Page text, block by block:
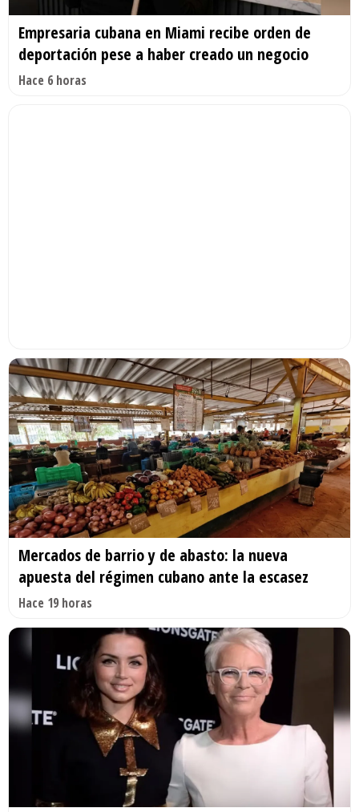
Empresaria cubana en Miami recibe orden de
deportación pese a haber creado un negocio
Hace 6 horas
Mercados de barrio y de abasto: la nueva
apuesta del régimen cubano ante la escasez
Hace 19 horas